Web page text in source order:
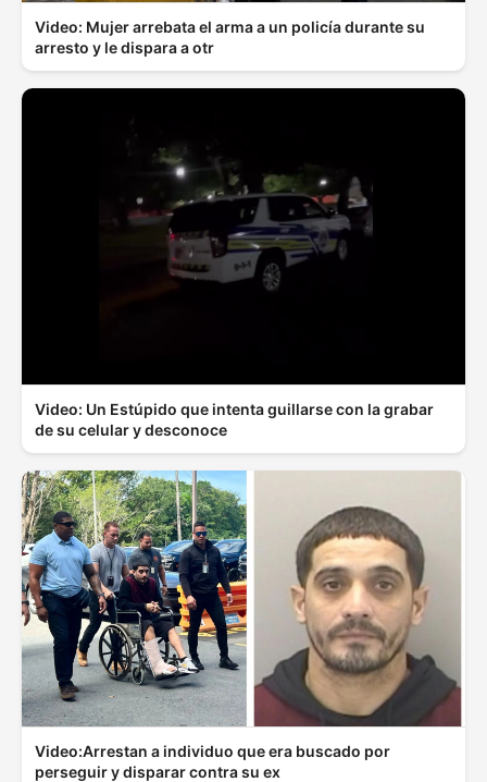
Video: Mujer arrebata el arma a un policía durante su
arresto y le dispara a otr
Video: Un Estúpido que intenta guillarse con la grabar
de su celular y desconoce
Video:Arrestan a individuo que era buscado por
perseguir y disparar contra su ex